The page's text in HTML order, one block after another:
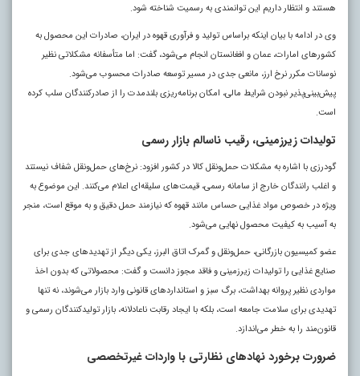
هستند و انتظار داریم این توانمندی به رسمیت شناخته شود.
وی در ادامه با بیان اینکه براساس تولید و فرآوری قهوه در ایران، صادرات این محصول به
کشورهای امارات، عمان و افغانستان انجام می‌شود، گفت: اما متأسفانه مشکلاتی نظیر
نوسانات مکرر نرخ ارز، مانعی جدی در مسیر توسعه صادرات محسوب می‌شود.
پیش‌بینی‌پذیر نبودن شرایط مالی، امکان برنامه‌ریزی بلندمدت را از صادرکنندگان سلب کرده
است.
تولیدات زیرزمینی، رقیب ناسالم بازار رسمی
گودرزی با اشاره به مشکلات حمل‌ونقل کالا در کشور افزود: نرخ‌های حمل‌ونقل شفاف نیستند
و اغلب رانندگان خارج از سامانه رسمی، قیمت‌های سلیقه‌ای اعلام می‌کنند. این موضوع به‌
ویژه در خصوص مواد غذایی حساس مانند قهوه که نیازمند حمل دقیق و به‌ موقع است، منجر
به آسیب به کیفیت محصول نهایی می‌شود.
عضو کمیسیون بازرگانی، حمل‌ونقل و گمرک اتاق البرز، یکی دیگر از تهدیدهای جدی برای
صنایع غذایی را تولیدات زیرزمینی و فاقد مجوز دانست و گفت: محصولاتی که بدون اخذ
مواردی نظیر پروانه بهداشت، برگ سبز و استانداردهای قانونی وارد بازار می‌شوند، نه‌ تنها
تهدیدی برای سلامت جامعه است، بلکه با ایجاد رقابت ناعادلانه، بازار تولیدکنندگان رسمی و
قانون‌مند را به خطر می‌اندازد.
ضرورت برخورد نهادهای نظارتی با واردات غیرتخصصی